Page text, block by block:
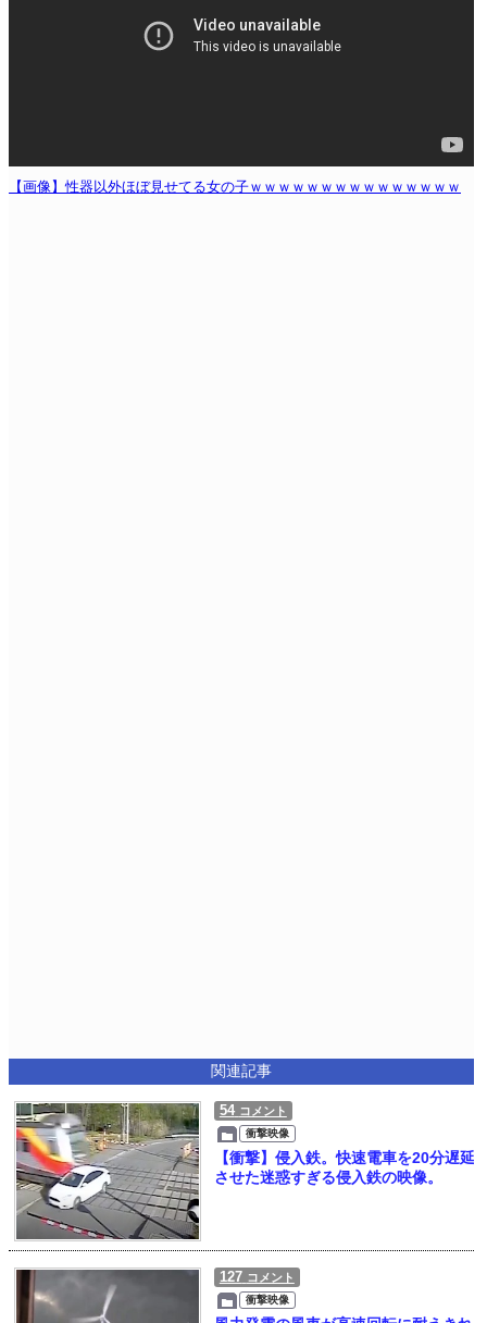
【画像】性器以外ほぼ見せてる女の子ｗｗｗｗｗｗｗｗｗｗｗｗｗｗｗ
関連記事
54 コメント
衝撃映像
【衝撃】侵入鉄。快速電車を20分遅延
させた迷惑すぎる侵入鉄の映像。
127 コメント
衝撃映像